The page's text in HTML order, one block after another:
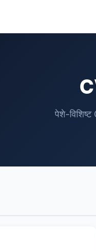
पेशे-विशिष्ट